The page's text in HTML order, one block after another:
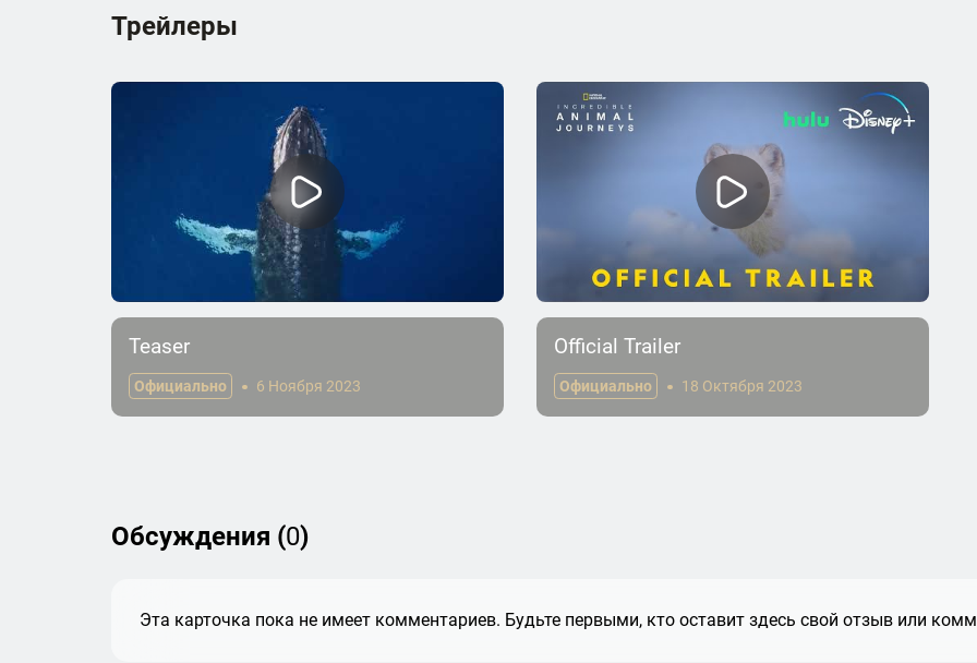
Трейлеры
Teaser
Официально 6 Ноября 2023
Official Trailer
Официально 18 Октября 2023
Обсуждения (0)
Эта карточка пока не имеет комментариев. Будьте первыми, кто оставит здесь свой отзыв или